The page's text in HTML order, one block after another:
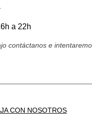
a 22h
contáctanos e
CON NOSOTROS